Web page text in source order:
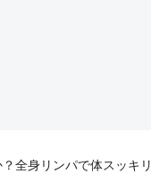
全身リンパで体スッキリ